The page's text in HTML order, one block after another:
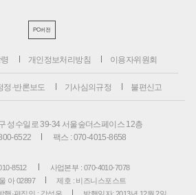
PC버전
개인정보처리방침 이용자위원회
정·반론보도 기사심의규정 불편신고
성수일로 39-34 서울숲더스페이스 12층
6522
팩스 : 070-4015-8658
8512
사업본부 : 070-4010-7078
아 02897
제호 : 비즈니스포스트